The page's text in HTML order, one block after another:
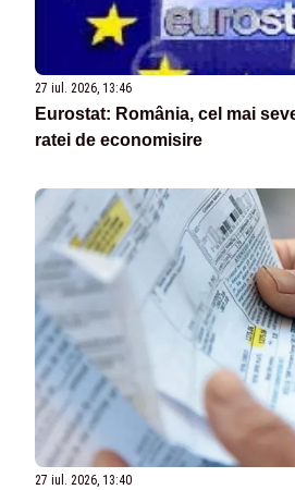
27 iul. 2026, 13:46
Eurostat: România, cel mai
ratei de economisire
27 iul. 2026, 13:40